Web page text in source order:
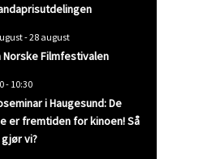
-28 august
Norske Filmfestivalen
- 10:30
i Haugesund: De
er fremtiden for kinoen! Så
vi?